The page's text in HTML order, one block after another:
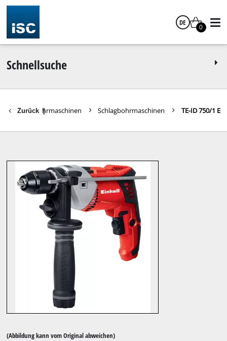
DE
0
Schnellsuche
Zurück |
/ Bohrmaschinen Schlagbohrmaschinen TE-ID 750/1 E
(Abbildung kann vom Original abweichen)